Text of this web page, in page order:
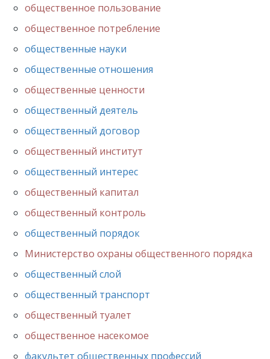
общественное пользование
общественное потребление
общественные науки
общественные отношения
общественные ценности
общественный деятель
общественный договор
общественный институт
общественный интерес
общественный капитал
общественный контроль
общественный порядок
Министерство охраны общественного порядка
общественный слой
общественный транспорт
общественный туалет
общественное насекомое
факультет общественных профессий